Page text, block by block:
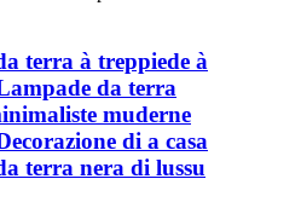
terra à treppiede à
da terra
muderne
di a casa
terra nera di lussu